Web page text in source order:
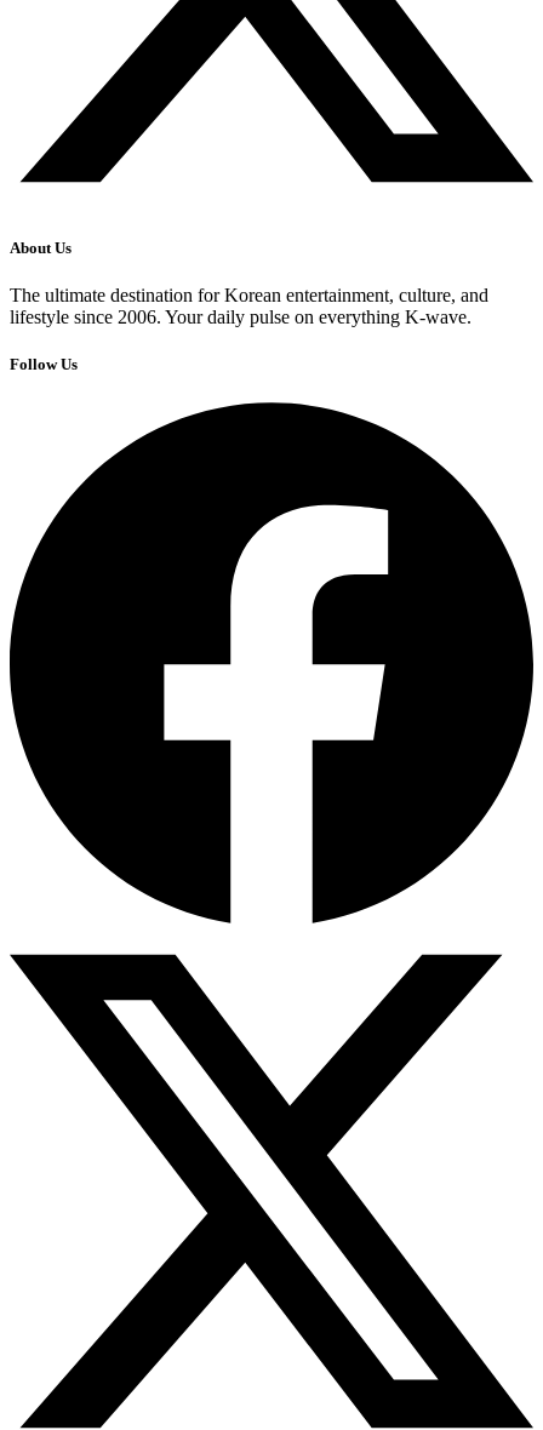
About Us
The ultimate destination for Korean entertainment, culture, and
lifestyle since 2006. Your daily pulse on everything K-wave.
Follow Us